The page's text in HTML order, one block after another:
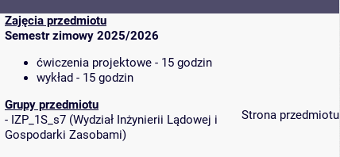
Zajęcia przedmiotu
Semestr zimowy 2025/2026
ćwiczenia projektowe - 15 godzin
wykład - 15 godzin
Grupy przedmiotu
- IZP_1S_s7 (Wydział Inżynierii Lądowej i
Gospodarki Zasobami)
Strona przedmiotu